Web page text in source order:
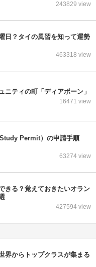
243829 view
日？タイの風習を知って運勢
463318 view
ニティの町「ディアボーン」
16471 view
Permit）の申請手順
63274 view
きる？覚えておきたいオラン
427594 view
界からトップクラスが集まる